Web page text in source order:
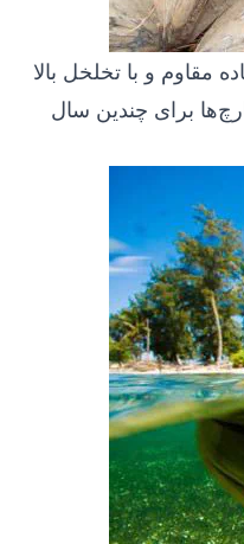
مقاوم و با تخلخل بالا
برای چندین سال